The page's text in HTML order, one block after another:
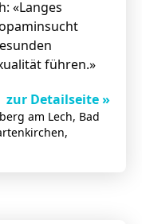
«Langes
führen.»
zur Detailseite »
am Lech, Bad